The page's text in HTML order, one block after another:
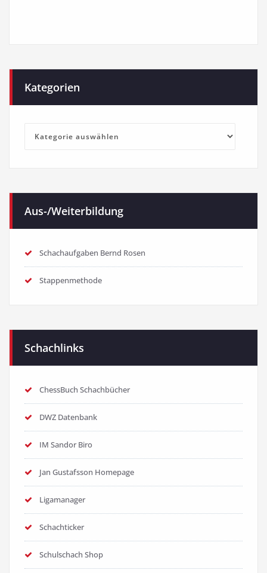
Kategorien
Kategorien
Aus-/Weiterbildung
Schachaufgaben Bernd Rosen
Stappenmethode
Schachlinks
ChessBuch Schachbücher
DWZ Datenbank
IM Sandor Biro
Jan Gustafsson Homepage
Ligamanager
Schachticker
Schulschach Shop